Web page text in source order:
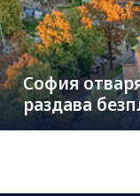
София
раздава